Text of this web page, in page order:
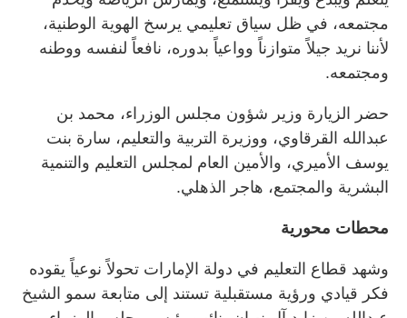
مجتمعه، في ظل سياق تعليمي يرسخ الهوية الوطنية،
لأننا نريد جيلاً متوازناً وواعياً بدوره، نافعاً لنفسه ووطنه
ومجتمعه.
حضر الزيارة وزير شؤون مجلس الوزراء، محمد بن
عبدالله القرقاوي، ووزيرة التربية والتعليم، سارة بنت
يوسف الأميري، والأمين العام لمجلس التعليم والتنمية
البشرية والمجتمع، هاجر الذهلي.
محطات محورية
وشهد قطاع التعليم في دولة الإمارات تحولاً نوعياً يقوده
فكر قيادي ورؤية مستقبلية تستند إلى متابعة سمو الشيخ